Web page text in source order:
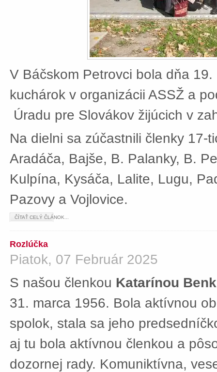
V Báčskom Petrovci bola dňa
kuchárok v organizácii ASSŽ a
Úradu pre Slovákov žijúcich v
Na dielni sa zúčastnili členky 17-
Aradáča, Bajše, B. Palanky, B.
Kulpína, Kysáča, Lalite, Lugu,
Pazovy a Vojlovice.
ČÍTAŤ CELÝ ČLÁNOK...
Rozlúčka
Piatok, 07 Február 2025
S našou členkou Katarínou
31. marca 1956. Bola aktívnou
spolok, stala sa jeho
aj tu bola aktívnou členkou a
dozornej rady. Komuniktívna,